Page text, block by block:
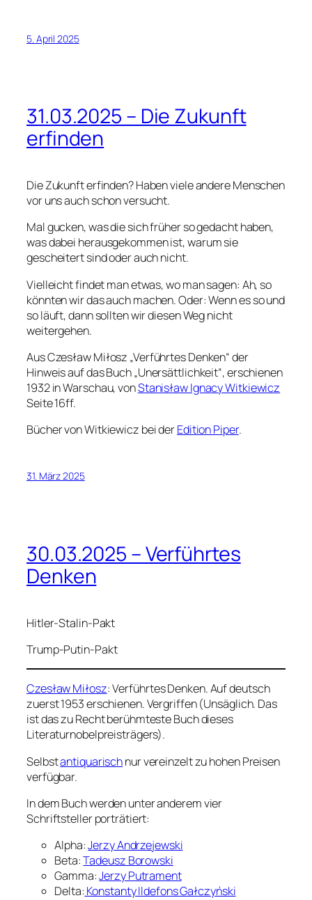
5. April 2025
31.03.2025 – Die Zukunft
erfinden
Die Zukunft erfinden? Haben viele andere Menschen
vor uns auch schon versucht.
Mal gucken, was die sich früher so gedacht haben,
was dabei herausgekommen ist, warum sie
gescheitert sind oder auch nicht.
Vielleicht findet man etwas, wo man sagen: Ah, so
könnten wir das auch machen. Oder: Wenn es so und
so läuft, dann sollten wir diesen Weg nicht
weitergehen.
Aus Czesław Miłosz „Verführtes Denken“ der
Hinweis auf das Buch „Unersättlichkeit“, erschienen
1932 in Warschau, vonStanisław Ignacy Witkiewicz
Seite 16ff.
Bücher von Witkiewicz bei derEdition Piper.
31. März 2025
30.03.2025 – Verführtes
Denken
Hitler-Stalin-Pakt
Trump-Putin-Pakt
Czesław Miłosz: Verführtes Denken. Auf deutsch
zuerst 1953 erschienen. Vergriffen (Unsäglich. Das
ist das zu Recht berühmteste Buch dieses
Literaturnobelpreisträgers).
Selbstantiquarischnur vereinzelt zu hohen Preisen
verfügbar.
In dem Buch werden unter anderem vier
Schriftsteller porträtiert:
Alpha:Jerzy Andrzejewski
Beta:Tadeusz Borowski
Gamma:Jerzy Putrament
Delta: Konstanty Ildefons Gałczyński